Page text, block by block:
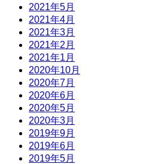
2021年5月
2021年4月
2021年3月
2021年2月
2021年1月
2020年10月
2020年7月
2020年6月
2020年5月
2020年3月
2019年9月
2019年6月
2019年5月